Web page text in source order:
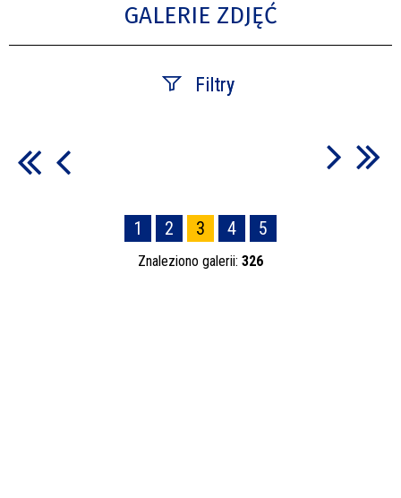
GALERIE ZDJĘĆ
Filtry
1 2 3 4 5
Znaleziono galerii: 326